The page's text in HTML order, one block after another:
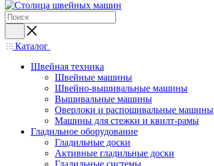
Каталог
Швейная техника
Швейные машины
Швейно-вышивальные машины
Вышивальные машины
Оверлоки и распошивальные машины
Машины для стежки и квилт-рамы
Гладильное оборудование
Гладильные доски
Активные гладильные доски
Гладильные системы